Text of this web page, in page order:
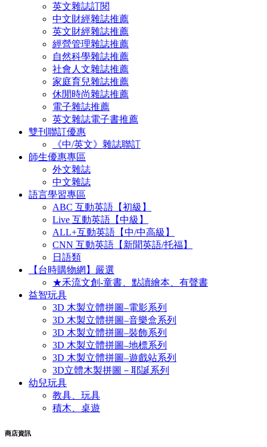
英文雜誌訂閱
中文財經雜誌推薦
英文財經雜誌推薦
經營管理雜誌推薦
自然科學雜誌推薦
社會人文雜誌推薦
家庭育兒雜誌推薦
休閒時尚雜誌推薦
電子雜誌推薦
英文雜誌電子書推薦
雙刊聯訂優惠
《中/英文》雜誌聯訂
師生優惠專區
外文雜誌
中文雜誌
語言學習專區
ABC 互動英語【初級】
Live 互動英語【中級】
ALL+互動英語【中/中高級】
CNN 互動英語【新聞英語/托福】
日語類
【台時購物網】嚴選
★禾流文創-童書、點讀繪本、有聲書
益智玩具
3D 木製立體拼圖–電影系列
3D 木製立體拼圖–音樂盒系列
3D 木製立體拼圖–裝飾系列
3D 木製立體拼圖–地標系列
3D 木製立體拼圖–遊戲站系列
3D立體木製拼圖－耶誕系列
幼兒玩具
教具、玩具
積木、桌遊
商店資訊